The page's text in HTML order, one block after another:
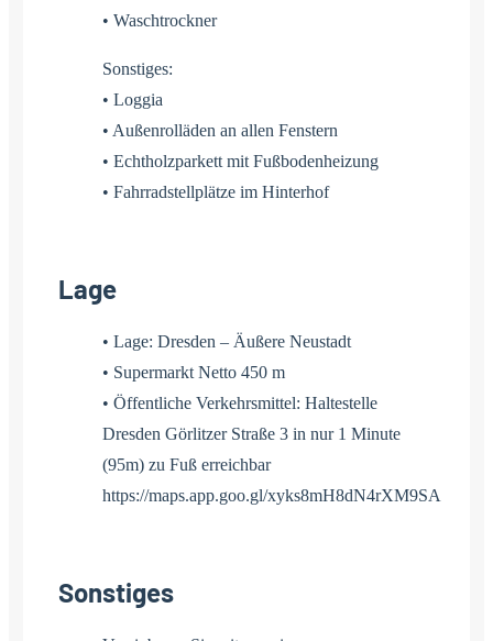
• Waschtrockner
Sonstiges:
• Loggia
• Außenrolläden an allen Fenstern
• Echtholzparkett mit Fußbodenheizung
• Fahrradstellplätze im Hinterhof
Lage
• Lage: Dresden – Äußere Neustadt
• Supermarkt Netto 450 m
• Öffentliche Verkehrsmittel: Haltestelle
Dresden Görlitzer Straße 3 in nur 1 Minute
(95m) zu Fuß erreichbar
https://maps.app.goo.gl/xyks8mH8dN4rXM9SA
Sonstiges